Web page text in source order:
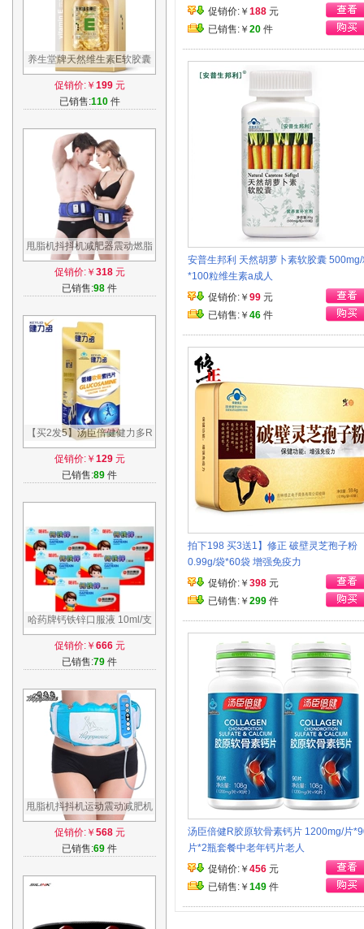
养生堂牌天然维生素E软胶囊
250mg/粒*100粒送维生素C买
1送5
促销价:￥ 199元
已销售:110件
甩脂机抖抖机减肥器震动燃脂
器材瘦身腰带瘦腰懒人瘦肚子
瘦腿神器
促销价:￥ 318元
已销售:98 件
【买2发5】汤臣倍健健力多R
氨糖软骨素钙片 1.02g/片*40
片 补软骨
促销价:￥ 129元
已销售:89 件
哈药牌钙铁锌口服液 10ml/支
*10支*5盒套餐
促销价:￥ 666元
已销售:79 件
甩脂机抖抖机运动震动减肥机
瘦腿减肚子神器懒人塑身燃脂
瘦身腰带
促销价:￥ 568元
已销售:69 件
促销价:￥ 188 元
已销售:￥ 20 件
安普生邦利 天然胡萝卜素软胶囊
*100粒维生素a成人
促销价:￥ 99 元
已销售:￥ 46 件
拍下198 买3送1】修正 破壁灵芝孢子粉
0.99g/袋*60袋 增强免疫力
促销价:￥ 398 元
已销售:￥ 299 件
汤臣倍健R胶原软骨素钙片 1200mg/片
片*2瓶套餐中老年钙片老人
促销价:￥ 456 元
已销售:￥ 149 件